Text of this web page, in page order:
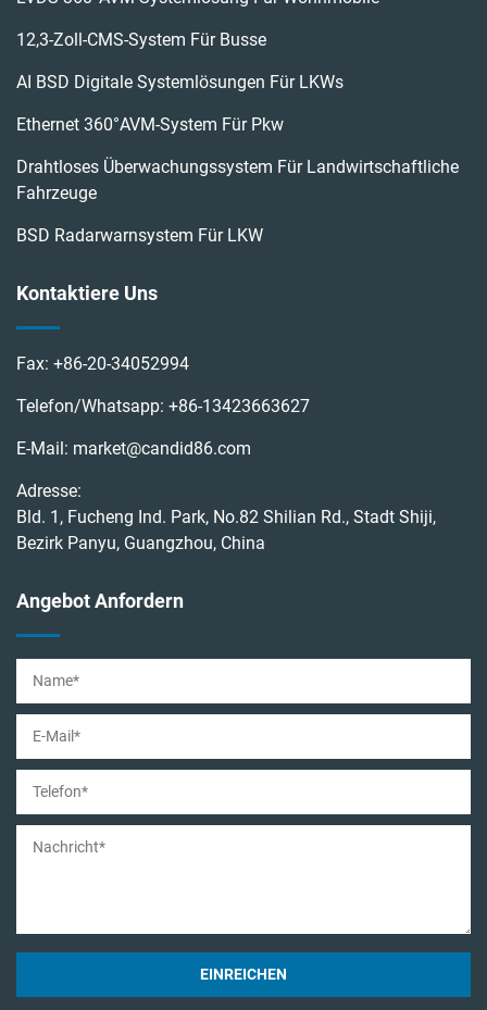
12,3-Zoll-CMS-System Für Busse
AI BSD Digitale Systemlösungen Für LKWs
Ethernet 360°AVM-System Für Pkw
Drahtloses Überwachungssystem Für Landwirtschaftliche
Fahrzeuge
BSD Radarwarnsystem Für LKW
Kontaktiere Uns
Fax: +86-20-34052994
Telefon/Whatsapp: +86-13423663627
E-Mail: market@candid86.com
Adresse:
Bld. 1, Fucheng Ind. Park, No.82 Shilian Rd., Stadt Shiji,
Bezirk Panyu, Guangzhou, China
Angebot Anfordern
EINREICHEN